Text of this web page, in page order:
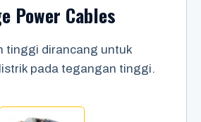
Power Cables
tinggi dirancang untuk
pada tegangan tinggi.